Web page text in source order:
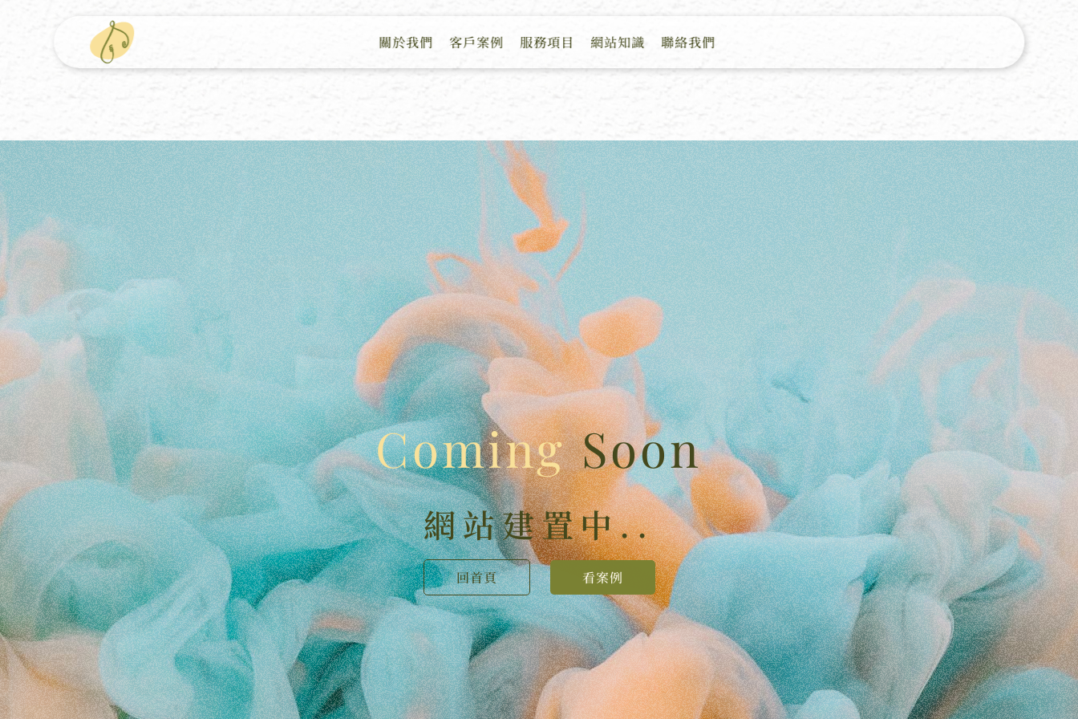
關於我們 客戶案例 服務項目 網站知識 聯絡我們
Coming Soon
網站建置中..
回首頁 看案例